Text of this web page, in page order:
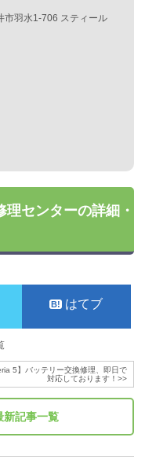
羽水1-706 スティール
センターの詳細・
はてブ
5】バッテリー交換修理、即日で
対応しております！ >>
新記事一覧